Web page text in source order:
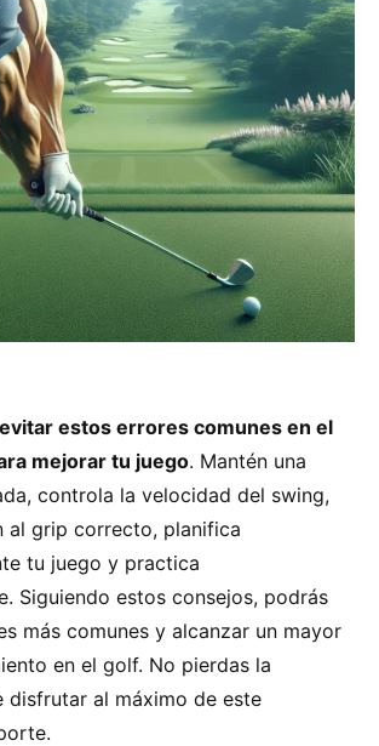
evitar estos errores comunes en el
mejorar tu juego. Mantén una
controla la velocidad del swing,
al grip correcto, planifica
tu juego y practica
Siguiendo estos consejos, podrás
más comunes y alcanzar un mayor
en el golf. No pierdas la
disfrutar al máximo de este